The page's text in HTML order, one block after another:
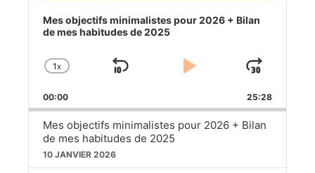
Mes objectifs minimalistes pour 2026 + Bilan
de mes habitudes de 2025
CHANGE
RATE
1X
SKIP
BACKWARD
PLAY
PAUSE
00:00 25:28
Mes objectifs minimalistes pour 2026 + Bilan
de mes habitudes de 2025
10 JANVIER 2026